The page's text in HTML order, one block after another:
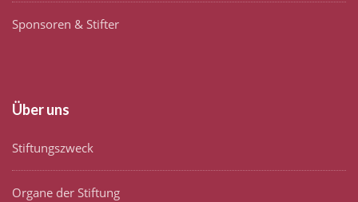
Sponsoren & Stifter
Über uns
Stiftungszweck
Organe der Stiftung